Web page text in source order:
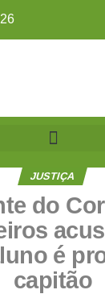
JUSTIÇA
do
é
capitão